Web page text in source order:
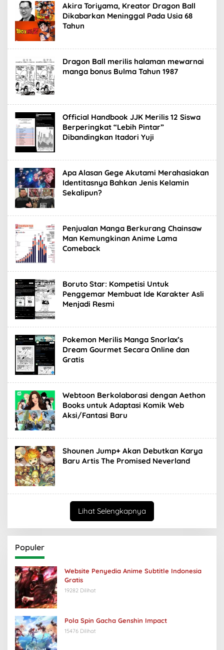
Akira Toriyama, Kreator Dragon Ball
Dikabarkan Meninggal Pada Usia 68
Tahun
Dragon Ball merilis halaman mewarnai
manga bonus Bulma Tahun 1987
Official Handbook JJK Merilis 12 Siswa
Berperingkat “Lebih Pintar”
Dibandingkan Itadori Yuji
Apa Alasan Gege Akutami Merahasiakan
Identitasnya Bahkan Jenis Kelamin
Sekalipun?
Penjualan Manga Berkurang Chainsaw
Man Kemungkinan Anime Lama
Comeback
Boruto Star: Kompetisi Untuk
Penggemar Membuat Ide Karakter Asli
Menjadi Resmi
Pokemon Merilis Manga Snorlax’s
Dream Gourmet Secara Online dan
Gratis
Webtoon Berkolaborasi dengan Aethon
Books untuk Adaptasi Komik Web
Aksi/Fantasi Baru
Shounen Jump+ Akan Debutkan Karya
Baru Artis The Promised Neverland
Lihat Selengkapnya
Populer
Website Penyedia Anime Subtitle Indonesia
Gratis
19282 Dilihat
Pola Spin Gacha Genshin Impact
15476 Dilihat